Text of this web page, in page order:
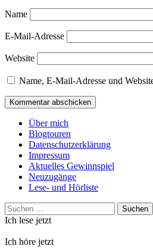
Name
E-Mail-Adresse
Website
Name, E-Mail-Adresse und
Über mich
Blogtouren
Datenschutzerklärung
Impressum
Aktuelles Gewinnspiel
Neuzugänge
Lese- und Hörliste
Suchen
nach:
Ich lese jetzt
Ich höre jetzt